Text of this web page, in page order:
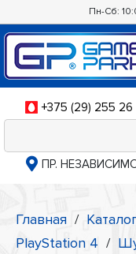
Пн-Сб:
+375 (29) 255 26
ПР.
Главная /
PlayStation 4 /